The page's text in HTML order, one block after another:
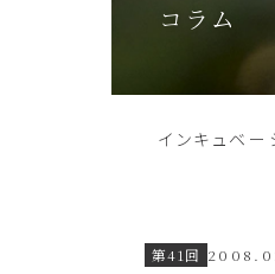
コラム
インキュベー
第41回